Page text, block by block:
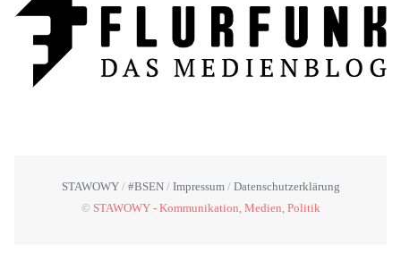
STAWOWY #BSEN Impressum
Datenschutzerklärung
© STAWOWY - Kommunikation, Medien, Politik